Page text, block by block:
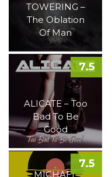
TOWERING –
The Oblation
Of Man
ALICATE – Too
Bad To Be
Good
7.5
MICHAEL
7.5